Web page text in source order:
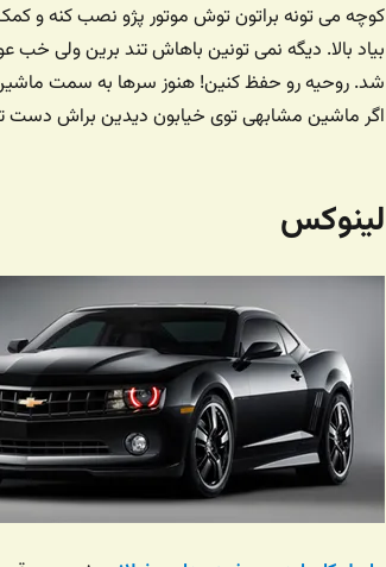
کوچه می تونه براتون توش موتور پژو نصب کنه و
بیاد بالا. دیگه نمی تونین باهاش تند برین ولی
شد. روحیه رو حفظ کنین! هنوز سرها به سمت
اگر ماشین مشابهی توی خیابون دیدین براش
لینوکس